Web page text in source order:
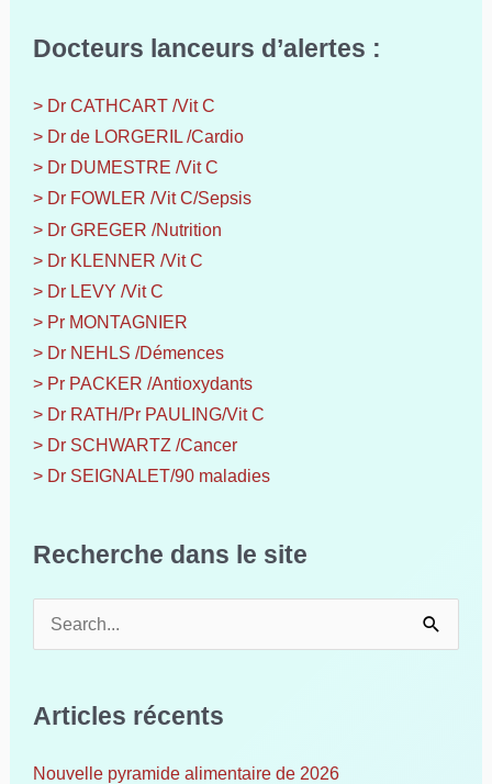
Docteurs lanceurs d’alertes :
> Dr CATHCART /Vit C
> Dr de LORGERIL /Cardio
> Dr DUMESTRE /Vit C
> Dr FOWLER /Vit C/Sepsis
> Dr GREGER /Nutrition
> Dr KLENNER /Vit C
> Dr LEVY /Vit C
> Pr MONTAGNIER
> Dr NEHLS /Démences
> Pr PACKER /Antioxydants
> Dr RATH/Pr PAULING/Vit C
> Dr SCHWARTZ /Cancer
> Dr SEIGNALET/90 maladies
Recherche dans le site
e
c
Articles récents
Nouvelle pyramide alimentaire de 2026